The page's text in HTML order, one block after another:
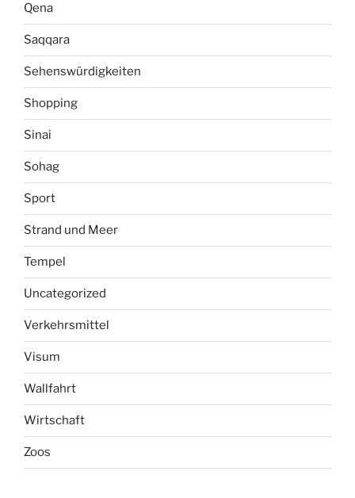
Qena
Saqqara
Sehenswürdigkeiten
Shopping
Sinai
Sohag
Sport
Strand und Meer
Tempel
Uncategorized
Verkehrsmittel
Visum
Wallfahrt
Wirtschaft
Zoos